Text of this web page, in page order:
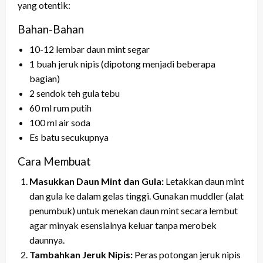
yang otentik:
Bahan-Bahan
10-12 lembar daun mint segar
1 buah jeruk nipis (dipotong menjadi beberapa
bagian)
2 sendok teh gula tebu
60 ml rum putih
100 ml air soda
Es batu secukupnya
Cara Membuat
Masukkan Daun Mint dan Gula: Letakkan daun mint
dan gula ke dalam gelas tinggi. Gunakan muddler (alat
penumbuk) untuk menekan daun mint secara lembut
agar minyak esensialnya keluar tanpa merobek
daunnya.
Tambahkan Jeruk Nipis: Peras potongan jeruk nipis